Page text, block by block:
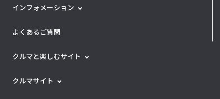
インフォメーション
よくあるご質問
クルマと楽しむサイト
クルマサイト